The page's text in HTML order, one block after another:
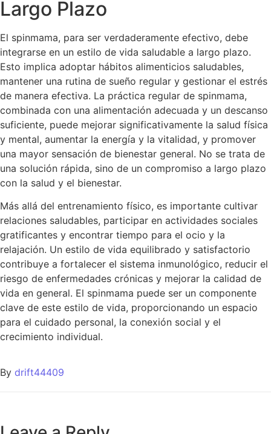
Largo Plazo
El spinmama, para ser verdaderamente efectivo, debe
integrarse en un estilo de vida saludable a largo plazo.
Esto implica adoptar hábitos alimenticios saludables,
mantener una rutina de sueño regular y gestionar el estrés
de manera efectiva. La práctica regular de spinmama,
combinada con una alimentación adecuada y un descanso
suficiente, puede mejorar significativamente la salud física
y mental, aumentar la energía y la vitalidad, y promover
una mayor sensación de bienestar general. No se trata de
una solución rápida, sino de un compromiso a largo plazo
con la salud y el bienestar.
Más allá del entrenamiento físico, es importante cultivar
relaciones saludables, participar en actividades sociales
gratificantes y encontrar tiempo para el ocio y la
relajación. Un estilo de vida equilibrado y satisfactorio
contribuye a fortalecer el sistema inmunológico, reducir el
riesgo de enfermedades crónicas y mejorar la calidad de
vida en general. El spinmama puede ser un componente
clave de este estilo de vida, proporcionando un espacio
para el cuidado personal, la conexión social y el
crecimiento individual.
By drift44409